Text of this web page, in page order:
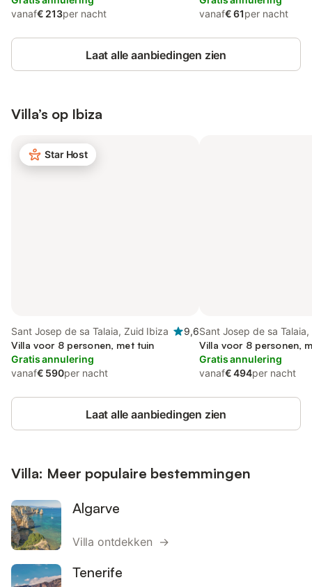
vanaf€ 213per nacht
vanaf€ 61per nacht
Laat alle aanbiedingen zien
Villa’s op Ibiza
Star Host
Sant Josep de sa Talaia, Zuid Ibiza
9,6
Villa voor 8 personen, met tuin
Gratis annulering
vanaf€ 590per nacht
Sant Josep de sa
Villa voor 8 personen,
Gratis annulering
vanaf€ 494per nacht
Laat alle aanbiedingen zien
Villa: Meer populaire bestemmingen
Algarve
Villa ontdekken →
Tenerife